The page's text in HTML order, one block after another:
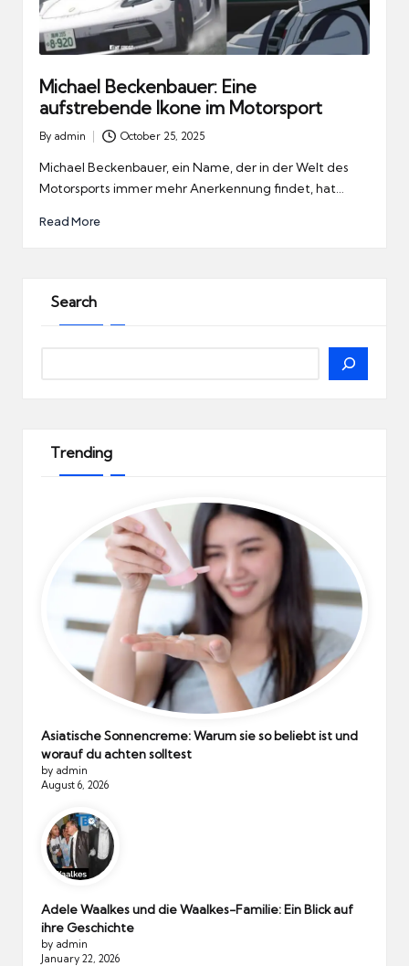
Michael Beckenbauer: Eine
aufstrebende Ikone im Motorsport
Posted
by
By admin October 25, 2025
Michael Beckenbauer, ein Name, der in der Welt des
Motorsports immer mehr Anerkennung findet, hat…
Read More
Search
Trending
Asiatische Sonnencreme: Warum sie so beliebt ist und
worauf du achten solltest
by admin
August 6, 2026
Adele Waalkes und die Waalkes-Familie: Ein Blick auf
ihre Geschichte
by admin
January 22, 2026